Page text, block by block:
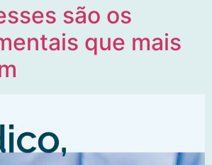
são os
que mais